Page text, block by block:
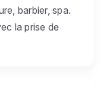
barbier, spa.
la prise de